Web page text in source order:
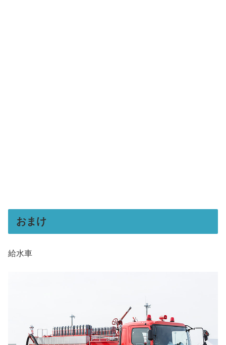
おまけ
給水車